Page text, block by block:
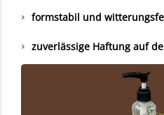
formstabil und
zuverlässige Haftung auf